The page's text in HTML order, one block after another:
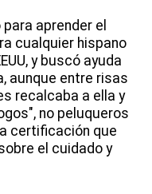
aprender el
cualquier hispano
y buscó ayuda
aunque entre risas
recalcaba a ella y
no peluqueros
certificación que
el cuidado y